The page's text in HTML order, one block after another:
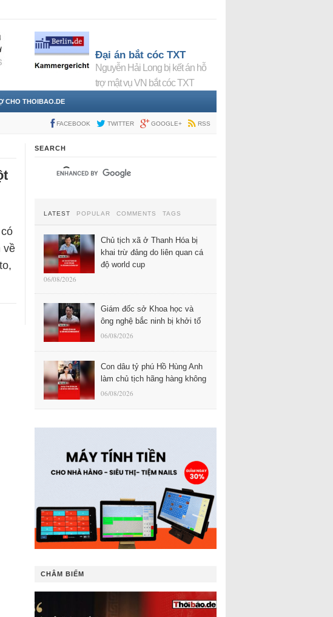
Đại án bắt cóc TXT
Nguyễn Hải Long bị kết án hỗ
trợ mật vụ VN bắt cóc TXT
CHO THOIBAO.DE
FACEBOOK TWITTER GOOGLE+ RSS
về
SEARCH
LATEST POPULAR COMMENTS TAGS
Chủ tịch xã ở Thanh Hóa bị
khai trừ đảng do liên quan cá
độ world cup
06/08/2026
Giám đốc sở Khoa học và
ông nghệ bắc ninh bị khởi tố
06/08/2026
Con dâu tỷ phú Hồ Hùng Anh
làm chủ tịch hãng hàng không
06/08/2026
CHÂM BIẾM